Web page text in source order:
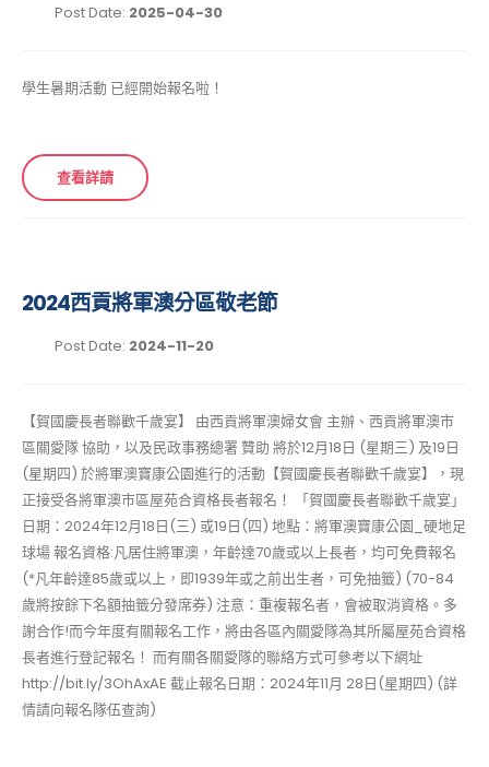
Post Date: 2025-04-30
學生暑期活動 已經開始報名啦！
查看詳請
​2024西貢將軍澳分區敬老節
Post Date: 2024-11-20
【賀國慶長者聯歡千歲宴】 由西貢將軍澳婦女會 主辦、西貢將軍澳市
區關愛隊 協助，以及民政事務總署 贊助 將於12月18日 (星期三) 及19日
(星期四) 於將軍澳寶康公園進行的活動【賀國慶長者聯歡千歲宴】，現
正接受各將軍澳市區屋苑合資格長者報名！ 「賀國慶長者聯歡千歲宴」
日期：2024年12月18日(三) 或19日(四) 地點：將軍澳寶康公園_硬地足
球場 報名資格:凡居住將軍澳，年齡達70歲或以上長者，均可免費報名
(*凡年齡達85歲或以上，即1939年或之前出生者，可免抽籤) (70-84
歲將按餘下名額抽籤分發席券) 注意：重複報名者，會被取消資格。多
謝合作! ​而今年度有關報名工作，將由各區內關愛隊為其所屬屋苑合資格
長者進行登記報名！ 而有關各關愛隊的聯絡方式可參考以下網址
http://bit.ly/3OhAxAE 截止報名日期：2024年11月 28日(星期四) (詳
情請向報名隊伍查詢)